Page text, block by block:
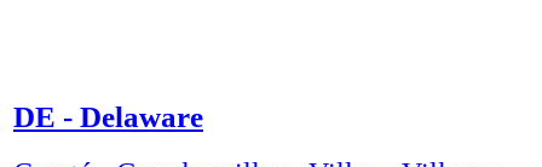
DE - Delaware